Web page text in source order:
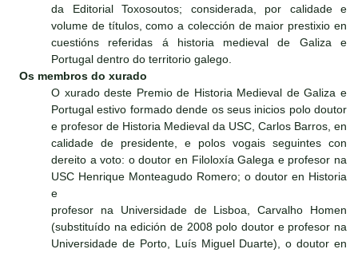
da Editorial Toxosoutos; considerada, por calidade e
volume de títulos, como a colección de maior prestixio en
cuestións referidas á historia medieval de Galiza e
Portugal dentro do territorio galego.
Os membros do xurado
O xurado deste Premio de Historia Medieval de Galiza e
Portugal estivo formado dende os seus inicios polo doutor
e profesor de Historia Medieval da USC, Carlos Barros, en
calidade de presidente, e polos vogais seguintes con
dereito a voto: o doutor en Filoloxía Galega e profesor na
USC Henrique Monteagudo Romero; o doutor en Historia
e
profesor na Universidade de Lisboa, Carvalho Homen
(substituído na edición de 2008 polo doutor e profesor na
Universidade de Porto, Luís Miguel Duarte), o doutor en